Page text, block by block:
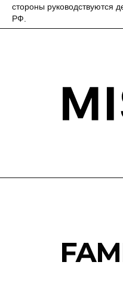
стороны руководствуются
РФ.